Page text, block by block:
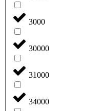
3000
30000
31000
34000